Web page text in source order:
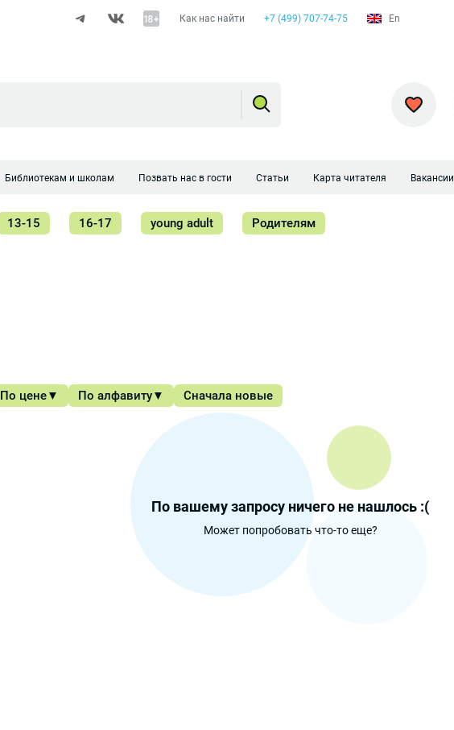
По цене По алфавиту Сначала новые
По вашему запросу ничего не нашлось :(
Может попробовать что-то еще?
Как нас найти +7 (499) 707-74-75 En
Библиотекам и школам Позвать нас в гости Статьи Карта читателя Вакансии
13-15 16-17 young adult Родителям